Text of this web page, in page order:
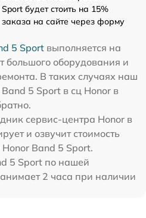
будет стоить на 15%
на сайте через форму
5 Sport выполняется на
большого оборудования и
В таких случаях наш
5 Sport в сц Honor в
сервис-центра Honor в
и озвучит стоимость
Band 5 Sport.
5 Sport по нашей
2 часа при наличии